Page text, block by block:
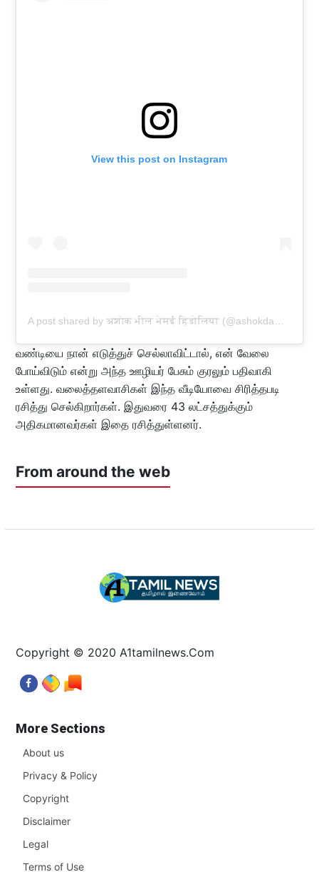
View this post on Instagram
வண்டியை நான் எடுத்துச் செல்லாவிட்டால், என் வேலை
போய்விடும் என்று அந்த ஊழியர் பேசும் குரலும் பதிவாகி
உள்ளது. வலைத்தளவாசிகள் இந்த வீடியோவை சிரித்தபடி
ரசித்து செல்கிறார்கள். இதுவரை 43 லட்சத்துக்கும்
அதிகமானவர்கள் இதை ரசித்துள்ளனர்.
From around the web
Copyright © 2020 A1tamilnews.Com
More Sections
About us
Privacy & Policy
Copyright
Disclaimer
Legal
Terms of Use